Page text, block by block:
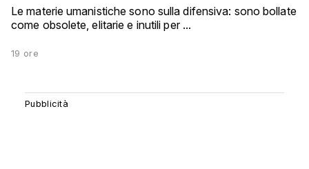
Le materie umanistiche sono sulla difensiva: sono bollate
come obsolete, elitarie e inutili per ...
19 ore